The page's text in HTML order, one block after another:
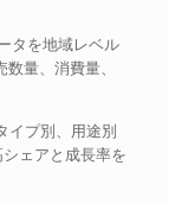
タを地域レベル
量、消費量、
イプ別、用途別
ェアと成長率を